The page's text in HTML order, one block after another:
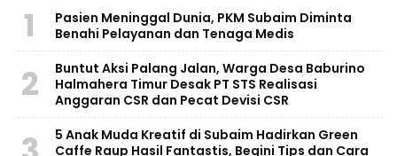
1
Pasien Meninggal Dunia, PKM Subaim Diminta
Benahi Pelayanan dan Tenaga Medis
2
Buntut Aksi Palang Jalan, Warga Desa Baburino
Halmahera Timur Desak PT STS Realisasi
Anggaran CSR dan Pecat Devisi CSR
5 Anak Muda Kreatif di Subaim Hadirkan Green
Caffe Raup Hasil Fantastis, Begini Tips dan Cara